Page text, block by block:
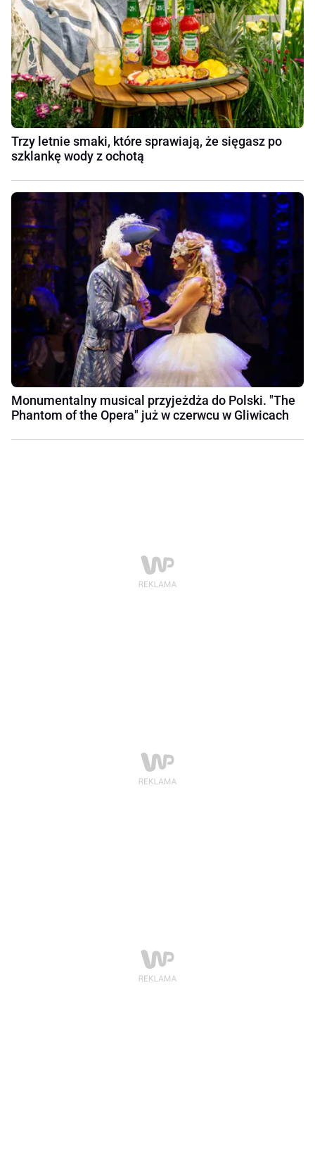
Trzy letnie smaki, które sprawiają, że sięgasz po
szklankę wody z ochotą
Monumentalny musical przyjeżdża do Polski. "The
Phantom of the Opera" już w czerwcu w Gliwicach